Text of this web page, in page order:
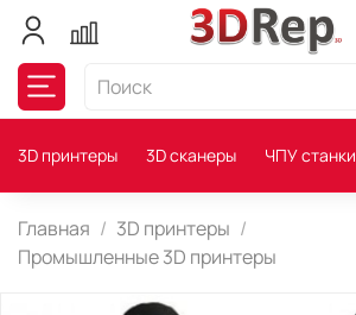
3D принтеры 3D сканеры ЧПУ станки
Главная
3D принтеры
Промышленные 3D принтеры